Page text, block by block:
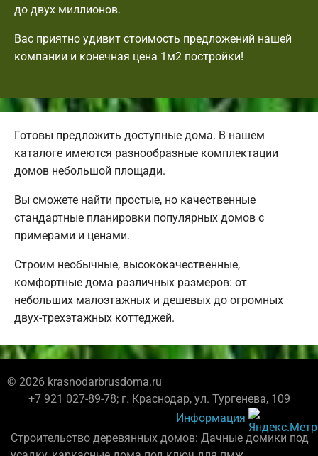
до двух миллионов.
Вас приятно удивит стоимость предложений нашей
компании и конечная цена 1м2 постройки!
Готовы предложить доступные дома. В нашем
каталоге имеются разнообразные комплектации
домов небольшой площади.
Вы сможете найти простые, но качественные
стандартные планировки популярных домов с
примерами и ценами.
Строим необычные, высококачественные,
комфортные дома различных размеров: от
небольших малоэтажных и дешевых до огромных
двух-трехэтажных коттеджей.
© 2026 krasnodarbrusdoma.ru
+7 921 027-89-78; г. Краснодар, ул. Тургенева, 109
Информация
Строительство деревянных домов: Дачные домики под